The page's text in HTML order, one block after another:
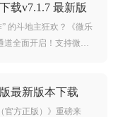
载v7.1.7 最新版
的斗地主狂欢？《微乐
全面开启！支持微信
指尖畅享 “斗智斗勇又
最新版本下载
官方正版）》重磅来